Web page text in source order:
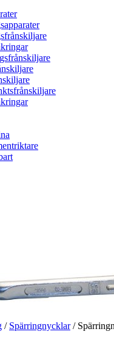
/ Spärringnycklar/